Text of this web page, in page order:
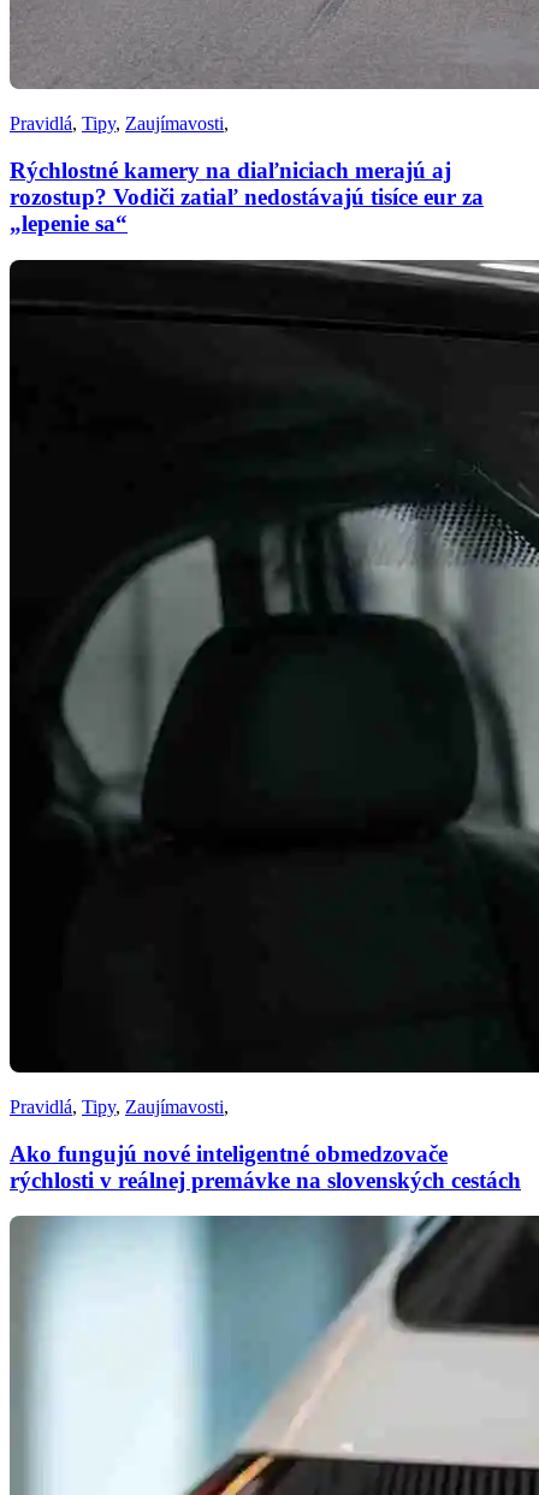
Pravidlá, Tipy, Zaujímavosti,
Rýchlostné kamery na diaľniciach merajú aj
rozostup? Vodiči zatiaľ nedostávajú tisíce eur za
„lepenie sa“
Pravidlá, Tipy, Zaujímavosti,
Ako fungujú nové inteligentné obmedzovače
rýchlosti v reálnej premávke na slovenských cestách